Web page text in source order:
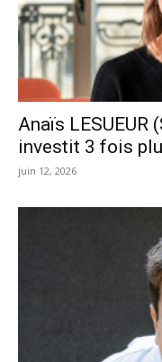
Anaïs LESUEUR
investit 3 fois
juin 12, 2026